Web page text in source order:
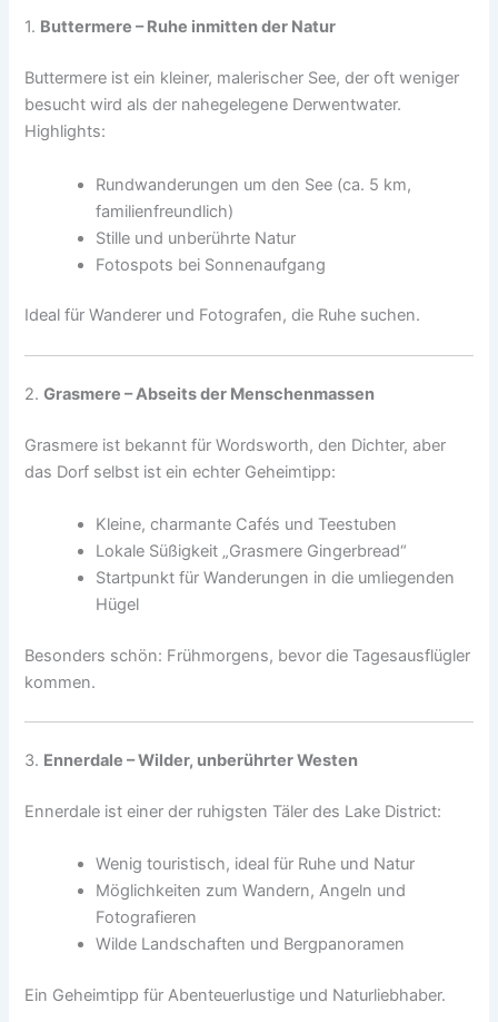
1. Buttermere – Ruhe inmitten der Natur
Buttermere ist ein kleiner, malerischer See, der oft weniger
besucht wird als der nahegelegene Derwentwater.
Highlights:
Rundwanderungen um den See (ca. 5 km,
familienfreundlich)
Stille und unberührte Natur
Fotospots bei Sonnenaufgang
Ideal für Wanderer und Fotografen, die Ruhe suchen.
2.Grasmere – Abseits der Menschenmassen
Grasmere ist bekannt für Wordsworth, den Dichter, aber
das Dorf selbst ist ein echter Geheimtipp:
Kleine, charmante Cafés und Teestuben
Lokale Süßigkeit „Grasmere Gingerbread“
Startpunkt für Wanderungen in die umliegenden
Hügel
Besonders schön: Frühmorgens, bevor die Tagesausflügler
kommen.
3. Ennerdale – Wilder, unberührter Westen
Ennerdale ist einer der ruhigsten Täler des Lake District:
Wenig touristisch, ideal für Ruhe und Natur
Möglichkeiten zum Wandern, Angeln und
Fotografieren
Wilde Landschaften und Bergpanoramen
Ein Geheimtipp für Abenteuerlustige und Naturliebhaber.